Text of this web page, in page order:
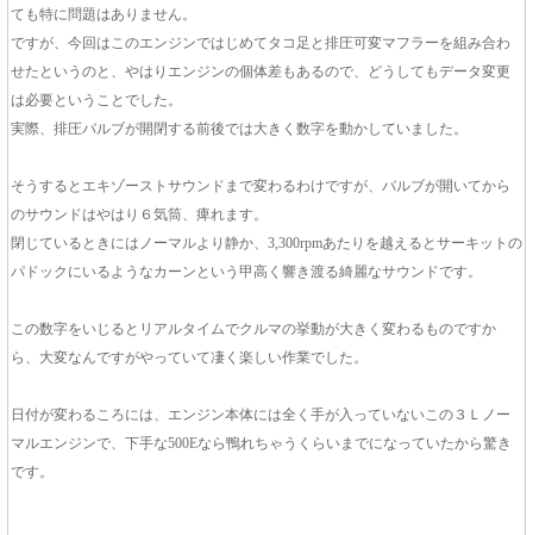
ても特に問題はありません。
ですが、今回はこのエンジンではじめてタコ足と排圧可変マフラーを組み合わ
せたというのと、やはりエンジンの個体差もあるので、どうしてもデータ変更
は必要ということでした。
実際、排圧バルブが開閉する前後では大きく数字を動かしていました。
そうするとエキゾーストサウンドまで変わるわけですが、バルブが開いてから
のサウンドはやはり６気筒、痺れます。
閉じているときにはノーマルより静か、3,300rpmあたりを越えるとサーキットの
パドックにいるようなカーンという甲高く響き渡る綺麗なサウンドです。
この数字をいじるとリアルタイムでクルマの挙動が大きく変わるものですか
ら、大変なんですがやっていて凄く楽しい作業でした。
日付が変わるころには、エンジン本体には全く手が入っていないこの３Ｌノー
マルエンジンで、下手な500Eなら鴨れちゃうくらいまでになっていたから驚き
です。